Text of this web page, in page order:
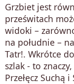
Grzbiet jest
prześwitach
widoki –
na południe –
Tatr!. Wkrótce
szlak - to
Przełęcz Suchą